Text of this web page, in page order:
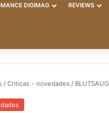
DIGIMAG REVIEWS
/Criticas - novedades /